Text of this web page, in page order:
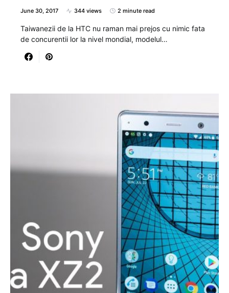
June 30, 2017 344 views 2 minute read
Taiwanezii de la HTC nu raman mai prejos cu nimic fata
de concurentii lor la nivel mondial, modelul…